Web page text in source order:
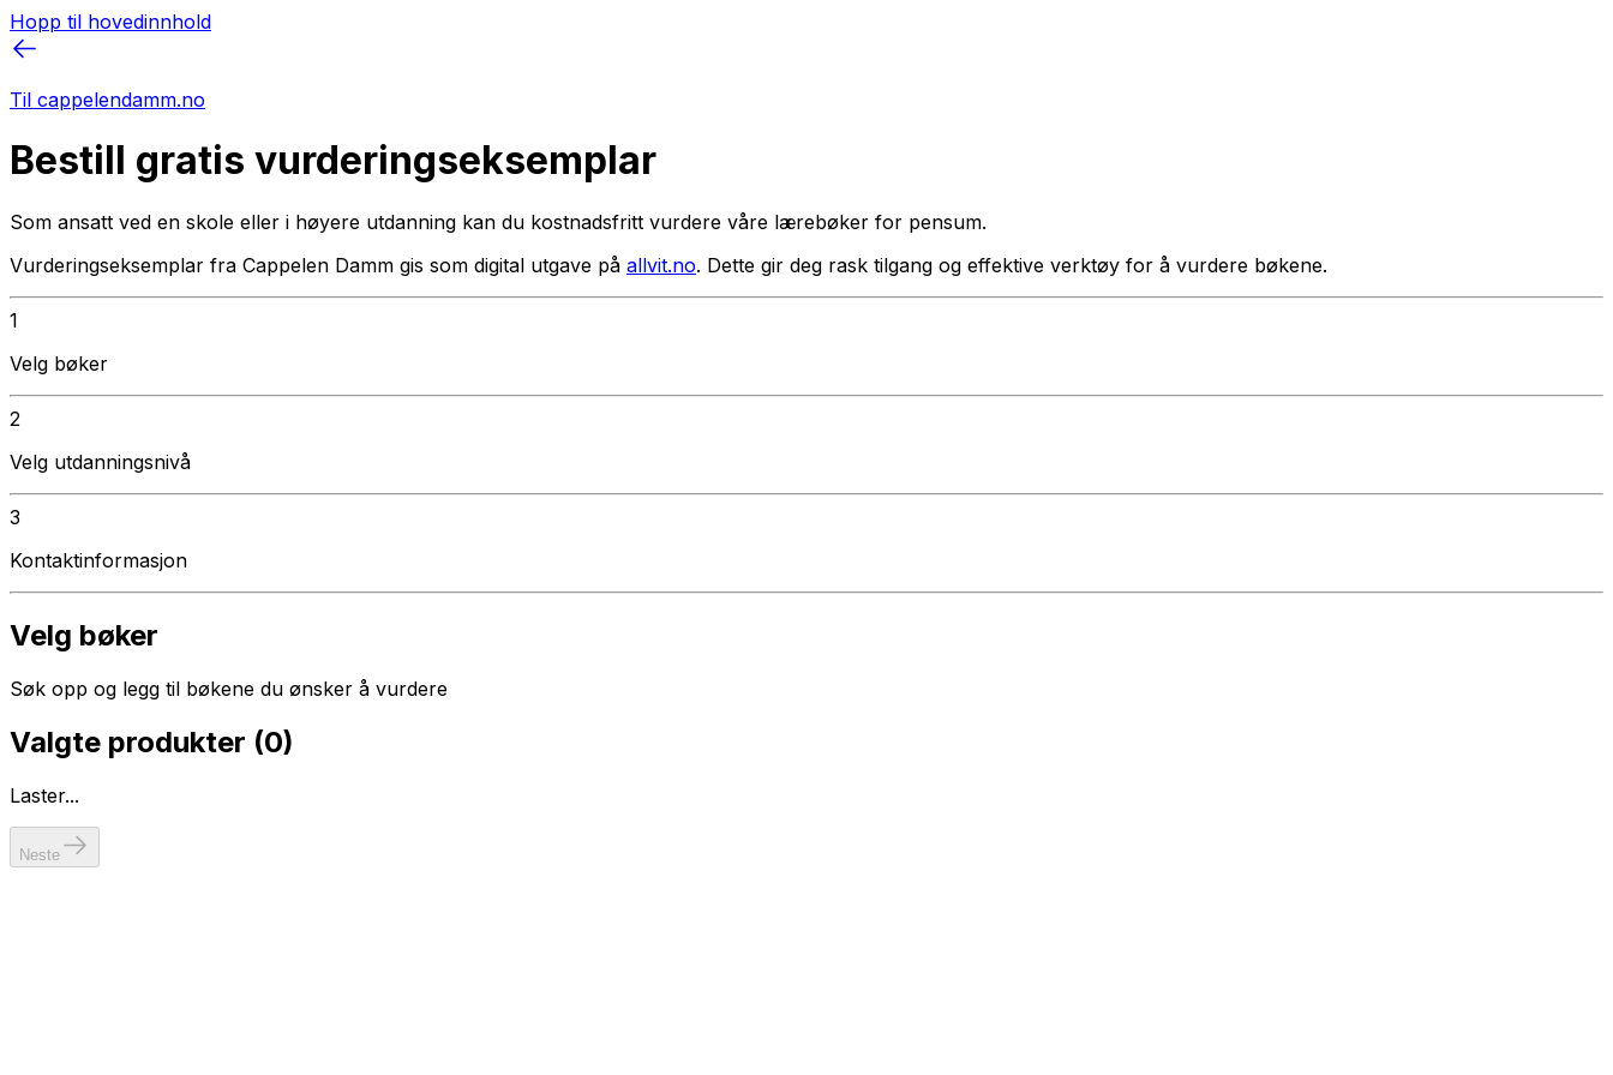
Hopp til hovedinnhold
Til cappelendamm.no
Bestill gratis vurderingseksemplar
Som ansatt ved en skole eller i høyere utdanning kan du kostnadsfritt vurdere våre lærebøker for pensum.
Vurderingseksemplar fra Cappelen Damm gis som digital utgave på allvit.no. Dette gir deg rask tilgang og effektive verktøy for å vurdere bøkene.
1
Velg bøker
2
Velg utdanningsnivå
3
Kontaktinformasjon
Velg bøker
Søk opp og legg til bøkene du ønsker å vurdere
Valgte produkter (0)
Laster...
Neste